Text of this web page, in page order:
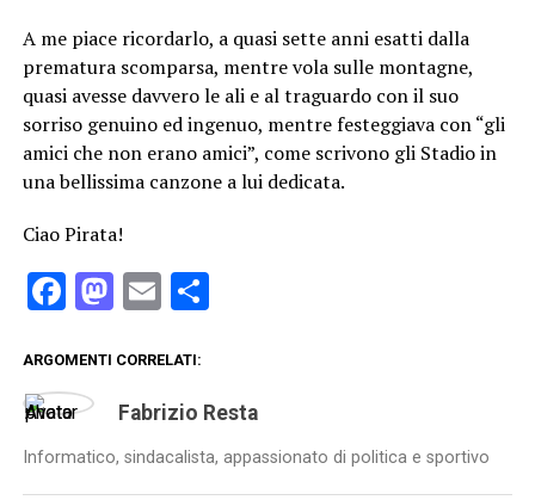
A me piace ricordarlo, a quasi sette anni esatti dalla
prematura scomparsa, mentre vola sulle montagne,
quasi avesse davvero le ali e al traguardo con il suo
sorriso genuino ed ingenuo, mentre festeggiava con “gli
amici che non erano amici”, come scrivono gli Stadio in
una bellissima canzone a lui dedicata.
Ciao Pirata!
Facebook
Mastodon
EmailCondividi
ARGOMENTI CORRELATI:
Fabrizio Resta
Informatico, sindacalista, appassionato di politica e sportivo